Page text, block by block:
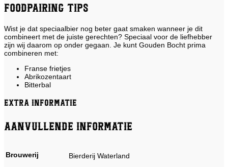
Foodpairing tips
Wist je dat speciaalbier nog beter gaat smaken wanneer je dit
combineert met de juiste gerechten? Speciaal voor de liefhebber
zijn wij daarom op onder gegaan. Je kunt Gouden Bocht prima
combineren met:
Franse frietjes
Abrikozentaart
Bitterbal
Extra informatie
Aanvullende informatie
Brouwerij Bierderij Waterland